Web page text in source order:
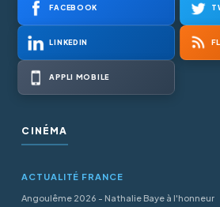
FACEBOOK
LINKEDIN
APPLI MOBILE
CINÉMA
ACTUALITÉ FRANCE
Angoulême 2026 - Nathalie Baye à l'honneur